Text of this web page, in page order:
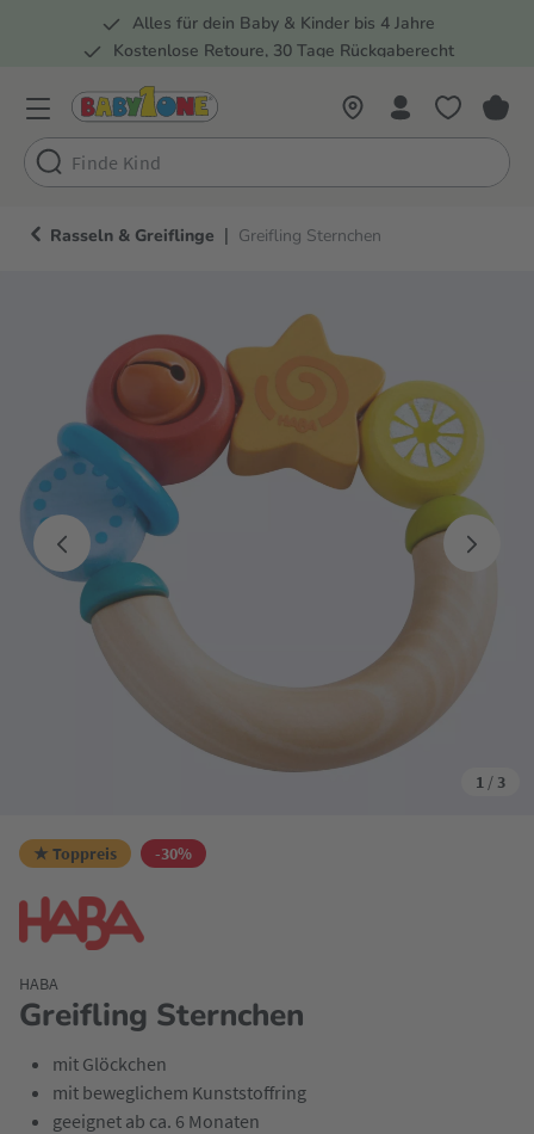
Zur Hauptnavigation springen
Alles für dein Baby & Kinder bis 4 Jahre
Kostenlose Retoure, 30 Tage Rückgaberecht
Rasseln & Greiflinge | Greifling Sternchen
1 / 3
★ Toppreis -30%
Greifling Sternchen
HABA
mit Glöckchen
mit beweglichem Kunststoffring
geeignet ab ca. 6 Monaten